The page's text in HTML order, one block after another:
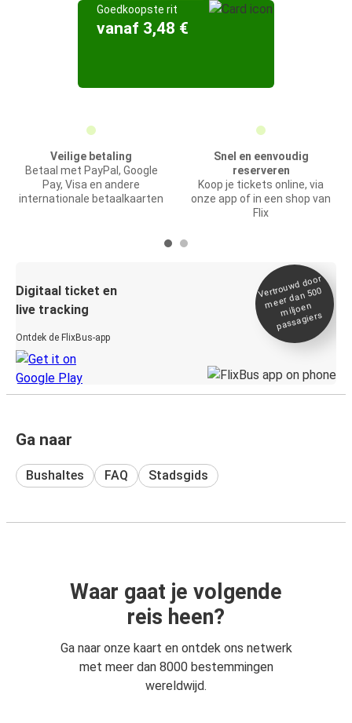
Goedkoopste rit
vanaf 3,48 €
Veilige betaling
Betaal met PayPal, Google
Pay, Visa en andere
internationale betaalkaarten
Snel en eenvoudig
reserveren
Koop je tickets online, via
onze app of in een shop van
Flix
Digitaal ticket en
live tracking
Ontdek de FlixBus-app
Vertrou
wd door
meer dan 500
miljoen
passagiers
Ga naar
Bushaltes FAQ Stadsgids
Waar gaat je volgende
reis heen?
Ga naar onze kaart en ontdek ons netwerk
met meer dan 8000 bestemmingen
wereldwijd.